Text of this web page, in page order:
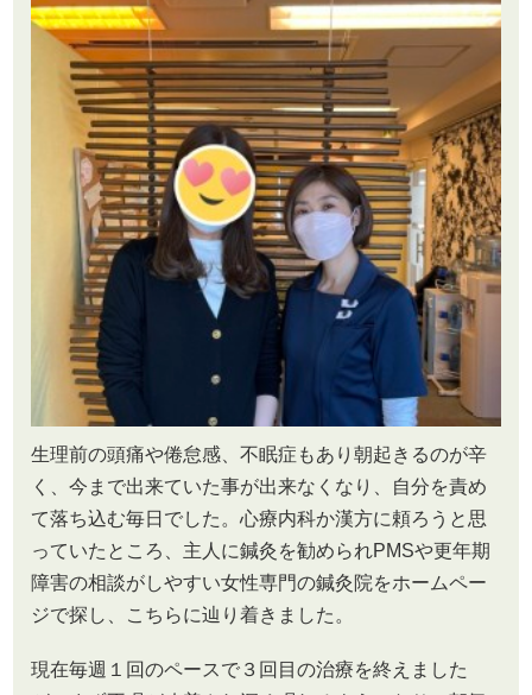
生理前の頭痛や倦怠感、不眠症もあり朝起きるのが辛
く、今まで出来ていた事が出来なくなり、自分を責め
て落ち込む毎日でした。心療内科か漢方に頼ろうと思
っていたところ、主人に鍼灸を勧められPMSや更年期
障害の相談がしやすい女性専門の鍼灸院をホームペー
ジで探し、こちらに辿り着きました。
現在毎週１回のペースで３回目の治療を終えました